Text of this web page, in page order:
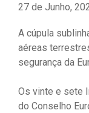
27 de Junho,
A cúpula
aéreas
segurança da
Os vinte e sete
do Conselho